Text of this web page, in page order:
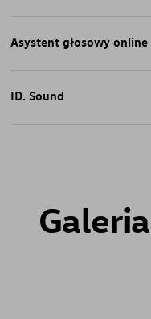
Asystent głosowy online
ID. Sound
Galeria